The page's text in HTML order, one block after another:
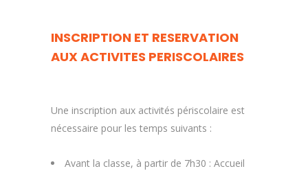
INSCRIPTION ET RESERVATION
AUX ACTIVITES PERISCOLAIRES
Une inscription aux activités périscolaire est
nécessaire pour les temps suivants :
Avant la classe, à partir de 7h30 : Accueil